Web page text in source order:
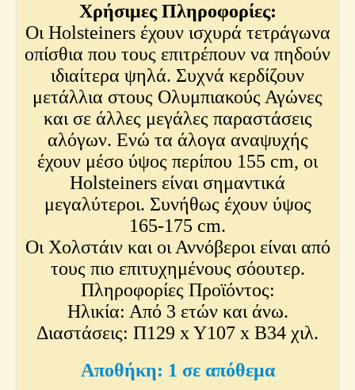
Χρήσιμες Πληροφορίες:
Οι Holsteiners έχουν ισχυρά τετράγωνα
οπίσθια που τους επιτρέπουν να πηδούν
ιδιαίτερα ψηλά. Συχνά κερδίζουν
μετάλλια στους Ολυμπιακούς Αγώνες
και σε άλλες μεγάλες παραστάσεις
αλόγων. Ενώ τα άλογα αναψυχής
έχουν μέσο ύψος περίπου 155 cm, οι
Holsteiners είναι σημαντικά
μεγαλύτεροι. Συνήθως έχουν ύψος
165-175 cm.
Οι Χολστάιν και οι Αννόβεροι είναι από
τους πιο επιτυχημένους σόουτερ.
Πληροφορίες Προϊόντος:
Ηλικία: Από 3 ετών και άνω.
Διαστάσεις: Π129 x Y107 x Β34 χιλ.
1 σε απόθεμα